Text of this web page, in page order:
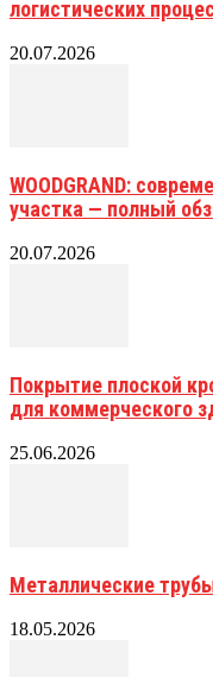
логистических
20.07.2026
WOODGRAND:
участка — полный
20.07.2026
Покрытие плоской
для коммерческого
25.06.2026
Металлические
18.05.2026